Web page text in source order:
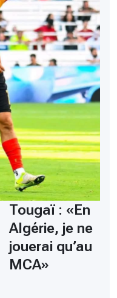
Tougaï : «En
Algérie, je ne
jouerai qu’au
MCA»